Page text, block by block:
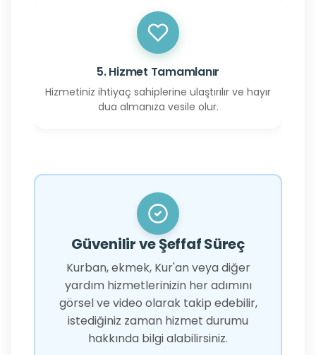
5. Hizmet Tamamlanır
Hizmetiniz ihtiyaç sahiplerine ulaştırılır ve hayır
dua almanıza vesile olur.
Güvenilir ve Şeffaf Süreç
Kurban, ekmek, Kur'an veya diğer
yardım hizmetlerinizin her adımını
görsel ve video olarak takip edebilir,
istediğiniz zaman hizmet durumu
hakkında bilgi alabilirsiniz.